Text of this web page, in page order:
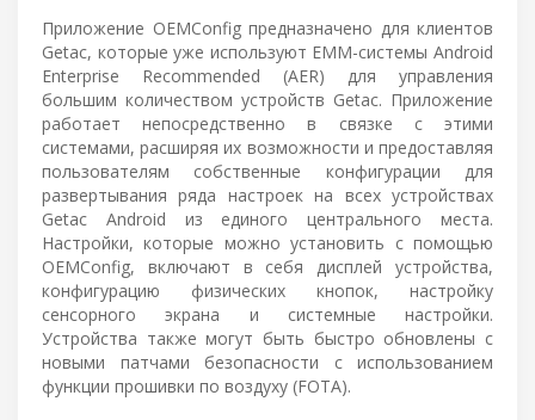
Приложение OEMConfig предназначено для клиентов
Getac, которые уже используют EMM-системы Android
Enterprise Recommended (AER) для управления
большим количеством устройств Getac. Приложение
работает непосредственно в связке с этими
системами, расширяя их возможности и предоставляя
пользователям собственные конфигурации для
развертывания ряда настроек на всех устройствах
Getac Android из единого центрального места.
Настройки, которые можно установить с помощью
OEMConfig, включают в себя дисплей устройства,
конфигурацию физических кнопок, настройку
сенсорного экрана и системные настройки.
Устройства также могут быть быстро обновлены с
новыми патчами безопасности с использованием
функции прошивки по воздуху (FOTA).